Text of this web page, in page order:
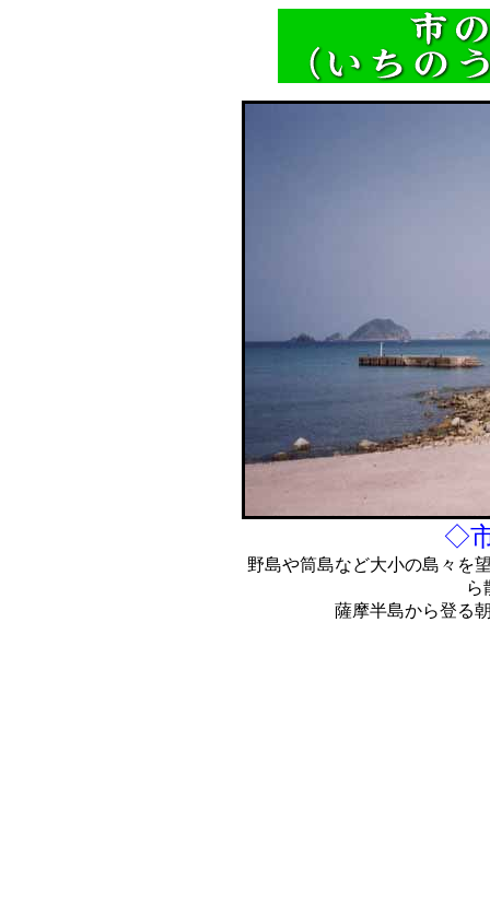
◇
野島や筒島など大小の島々を
ら
薩摩半島から登る